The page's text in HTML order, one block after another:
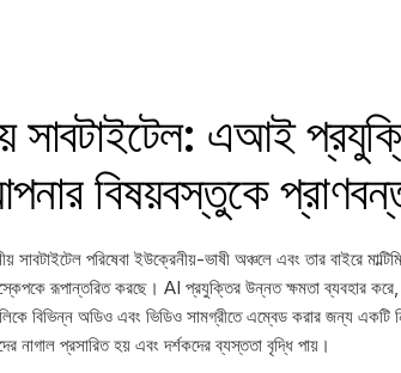
সাবটাইটেল: এআই
বিষয়বস্তুকে
পরিষেবা ইউক্রেনীয়-ভাষী অঞ্চলে এবং তার বাইরে
রূপান্তরিত করছে। AI প্রযুক্তির উন্নত ক্ষমতা ব্যবহার করে,
বিভিন্ন অডিও এবং ভিডিও সামগ্রীতে এম্বেড করার জন্য একটি
নাগাল প্রসারিত হয় এবং দর্শকদের ব্যস্ততা বৃদ্ধি পায়।